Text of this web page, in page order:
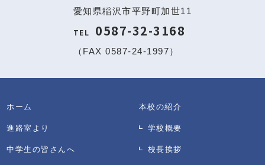
愛知県稲沢市平野町加世11
TEL 0587-32-3168
（FAX 0587-24-1997）
ホーム
進路室より
中学生の皆さんへ
本校の紹介
学校概要
校長挨拶